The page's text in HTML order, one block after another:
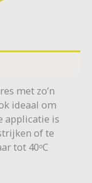
met zo’n
ideaal om
applicatie is
of te
tot 40ᵒC